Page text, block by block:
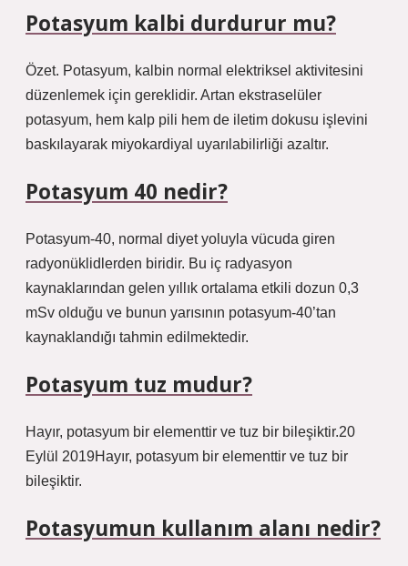
Potasyum kalbi durdurur mu?
Özet. Potasyum, kalbin normal elektriksel aktivitesini
düzenlemek için gereklidir. Artan ekstraselüler
potasyum, hem kalp pili hem de iletim dokusu işlevini
baskılayarak miyokardiyal uyarılabilirliği azaltır.
Potasyum 40 nedir?
Potasyum-40, normal diyet yoluyla vücuda giren
radyonüklidlerden biridir. Bu iç radyasyon
kaynaklarından gelen yıllık ortalama etkili dozun 0,3
mSv olduğu ve bunun yarısının potasyum-40’tan
kaynaklandığı tahmin edilmektedir.
Potasyum tuz mudur?
Hayır, potasyum bir elementtir ve tuz bir bileşiktir.20
Eylül 2019Hayır, potasyum bir elementtir ve tuz bir
bileşiktir.
Potasyumun kullanım alanı nedir?